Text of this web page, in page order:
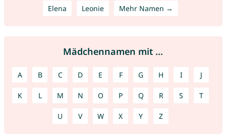
Elena Leonie Mehr Namen →
Mädchennamen mit ...
A B C D E F G H I J
K L M N O P Q R S T
U V W X Y Z